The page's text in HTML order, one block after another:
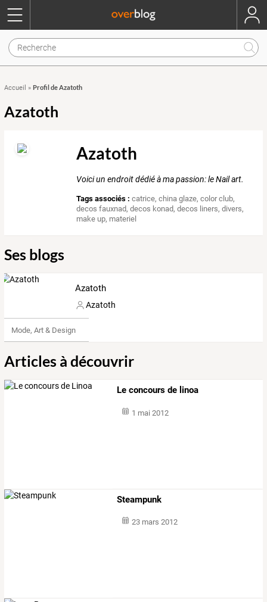
Accueil » Profil de Azatoth
Azatoth
Azatoth
Voici un endroit dédié à ma passion: le Nail art.
Tags associés : catrice,china glaze,color club,
decos fauxnad,decos konad,decos liners,divers,
make up, materiel
Ses blogs
Azatoth
Azatoth
Mode, Art & Design
Articles à découvrir
Le concours de linoa
1 mai 2012
Steampunk
23 mars 2012